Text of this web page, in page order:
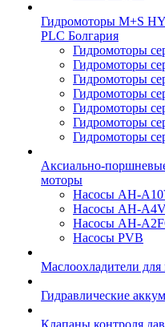
Гидромоторы M+S
PLC Болгария
Гидромоторы
Гидромоторы
Гидромоторы
Гидромоторы
Гидромоторы
Гидромоторы
Гидромоторы
Аксиально-
моторы
Насосы AH-
Насосы AH-
Насосы AH-
Насосы PVB
Маслоохладители для
Гидравлические
Клапаны контроля